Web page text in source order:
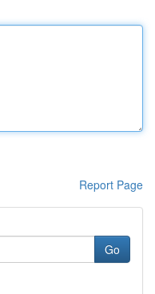
Report Page
Go